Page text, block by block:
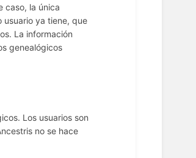
caso, la única
usuario ya tiene, que
La información
genealógicos
Los usuarios son
no se hace